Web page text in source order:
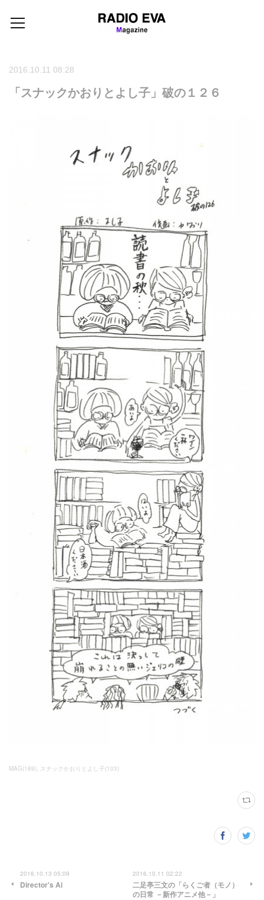
2016.10.11 08:28
「スナックかおりとよし子」破の１２６
MAG(189) スナックかおりとよし子(103)
2016.10.13 05:09
Director's Ai
2016.10.11 02:22
二足亭三文の「らくご者（モノ）
の日常 －新作アニメ他－」